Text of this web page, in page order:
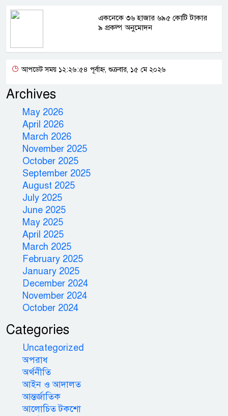
একনেকে ৩৬ হাজার ৬৯৫ কোটি টাকার
৯ প্রকল্প অনুমোদন
আপডেট সময় ১২:২৬:৫৪ পূর্বাহ্ন, শুক্রবার, ১৫ মে ২০২৬
Archives
May 2026
April 2026
March 2026
November 2025
October 2025
September 2025
August 2025
July 2025
June 2025
May 2025
April 2025
March 2025
February 2025
January 2025
December 2024
November 2024
October 2024
Categories
Uncategorized
অপরাধ
অর্থনীতি
আইন ও আদালত
আন্তর্জাতিক
আলোচিত টকশো